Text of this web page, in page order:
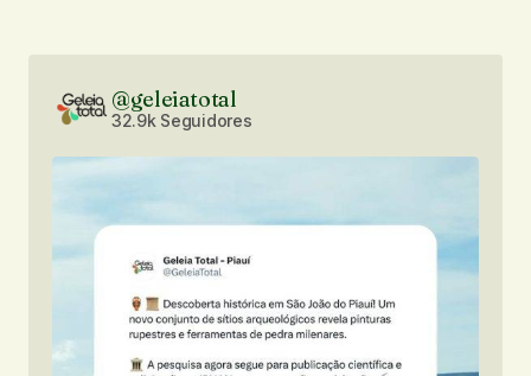
@geleiatotal
32.9k Seguidores